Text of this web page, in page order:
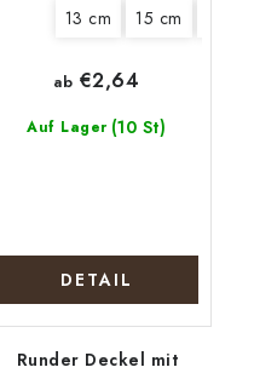
13 cm 15 cm
Auf Lager (10 St)
ab €2,64
DETAIL
Runder Deckel mit